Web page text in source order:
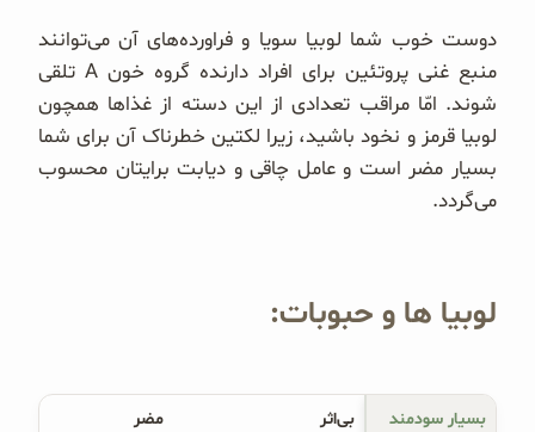
دوست خوب شما لوبیا سویا و فراورده‌های آن می‌توانند
منبع غنی پروتئین برای افراد دارنده گروه خون A تلقی
شوند. امّا مراقب تعدادی از این دسته از غذا‌ها همچون
لوبیا قرمز و نخود باشید، زیرا لکتین خطرناک آن برای شما
بسیار مضر است و عامل چاقی و دیابت برایتان محسوب
می‌گردد.
لوبیا ها و حبوبات:
بسیار سودمند بی‌اثر مضر